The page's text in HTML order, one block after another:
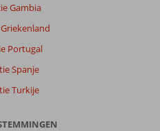
Gambia
Portugal
Spanje
Turkije